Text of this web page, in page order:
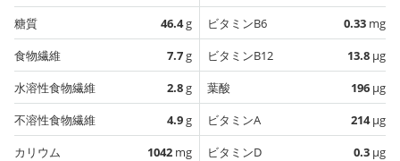
糖質
46.4g
食物繊維
7.7g
水溶性食物繊維
2.8g
不溶性食物繊維
4.9g
カリウム
1042 mg
ビタミンB6
0.33 mg
ビタミンB12
13.8 µg
葉酸
196 µg
ビタミンA
214µg
ビタミンD
0.3 µg